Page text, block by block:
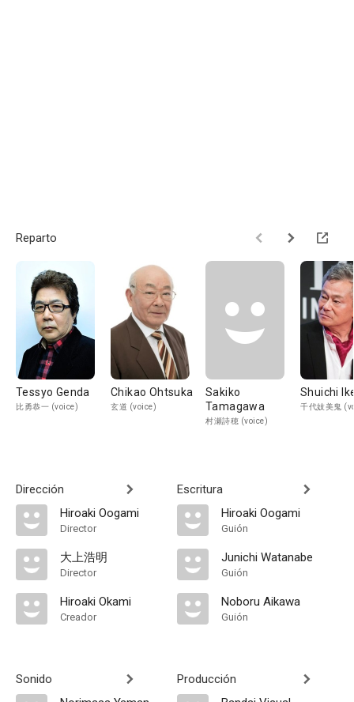
Reparto
Tessyo Genda
比勇恭一 (voice)
Chikao Ohtsuka
玄道 (voice)
Sakiko
Tamagawa
村瀬詩穂 (voice)
Shuichi
千代妓美鬼
Dirección
Hiroaki Oogami
Director
大上浩明
Director
Hiroaki Okami
Creador
Sonido
Escritura
Hiroaki Oogami
Guión
Junichi Watanabe
Guión
Noboru Aikawa
Guión
Producción